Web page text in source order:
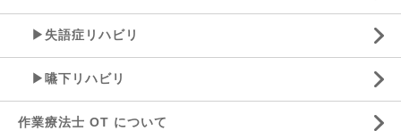
▶失語症リハビリ
▶嚥下リハビリ
作業療法士 OT について